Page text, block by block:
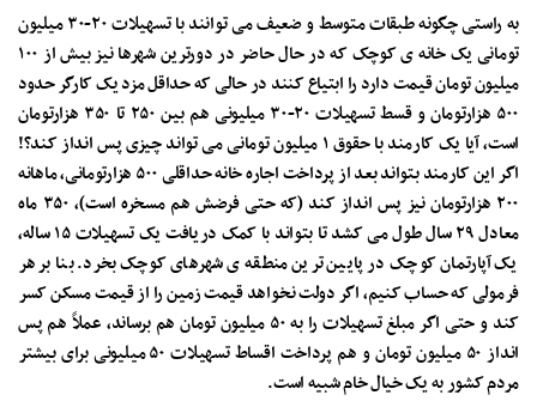
به راستی چگونه طبقات متوسط و ضعیف می توانند با تسهیلات ۲۰-۳۰ میلیون
تومانی یک خانه ی کوچک که در حال حاضر در دورترین شهرها نیز بیش از ۱۰۰
میلیون تومان قیمت دارد را ابتیاع کنند در حالی که حداقل مزد یک کارگر حدود
۵۰۰ هزارتومان و قسط تسهیلات ۲۰-۳۰ میلیونی هم بین ۲۵۰ تا ۳۵۰ هزارتومان
است، آیا یک کارمند با حقوق ۱ میلیون تومانی می تواند چیزی پس انداز کند؟!
اگر این کارمند بتواند بعد از پرداخت اجاره خانه حداقلی ۵۰۰ هزارتومانی، ماهانه
۲۰۰ هزارتومان نیز پس انداز کند (که حتی فرضش هم مسخره است)، ۳۵۰ ماه
معادل ۲۹ سال طول می کشد تا بتواند با کمک دریافت یک تسهیلات ۱۵ ساله،
یک آپارتمان کوچک در پایین ترین منطقه ی شهرهای کوچک بخرد. بنا بر هر
فرمولی که حساب کنیم، اگر دولت نخواهد قیمت زمین را از قیمت مسکن کسر
کند و حتی اگر مبلغ تسهیلات را به ۵۰ میلیون تومان هم برساند، عملاً هم پس
انداز ۵۰ میلیون تومان و هم پرداخت اقساط تسهیلات ۵۰ میلیونی برای بیشتر
مردم کشور به یک خیال خام شبیه است.